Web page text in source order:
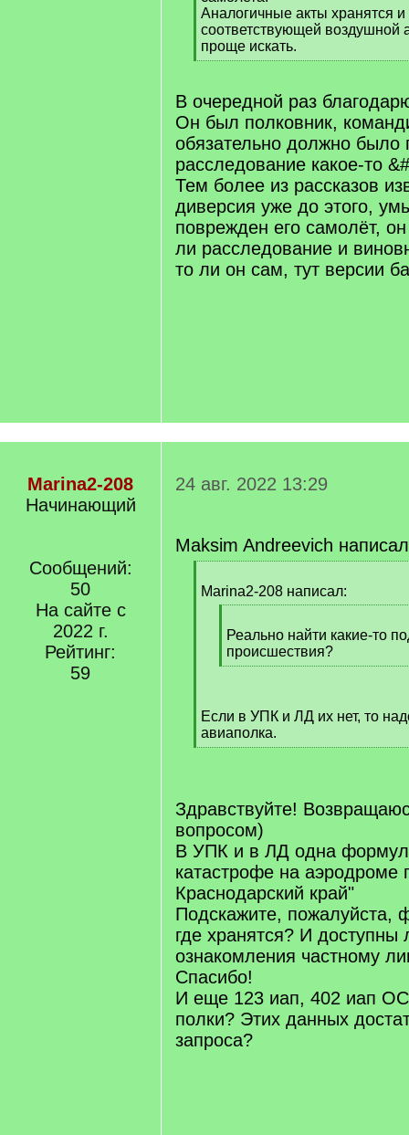
Аналогичные акты хранятся
соответствующей воздушной
проще искать.
[
q
]
В очередной раз
Он был полковник,
обязательно должно было
расследование какое-то
Тем более из рассказов
диверсия уже до этого,
поврежден его самолёт,
ли расследование и
то ли он сам, тут версии
Marina2-208
Начинающий
Сообщений:
50
На сайте с
2022 г.
Рейтинг:
59
24 авг. 2022 13:29
Maksim Andreevich
q
Marina2-208 написал:
q
]
Реально найти какие-то
происшествия?
[
]
Если в УПК и ЛД их нет, то
авиаполка.
[
Здравствуйте!
вопросом)
В УПК и в ЛД одна
катастрофе на аэродроме
Краснодарский край"
Подскажите, пожалуйста,
где хранятся? И доступны
ознакомления частному
Спасибо!
И еще 123 иап, 402 иап
полки? Этих данных
запроса?